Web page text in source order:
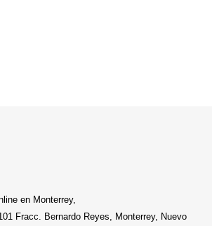
en Monterrey,
Fracc. Bernardo Reyes, Monterrey, Nuevo